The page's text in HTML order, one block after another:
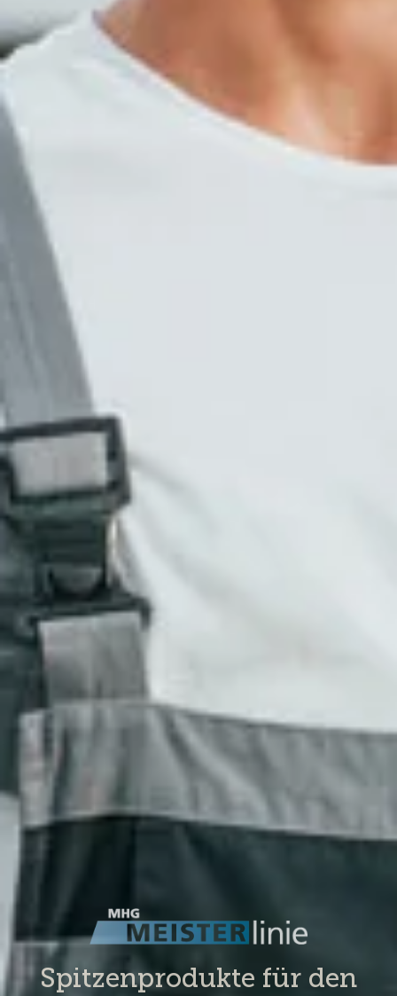
Spitzenprodukte für den